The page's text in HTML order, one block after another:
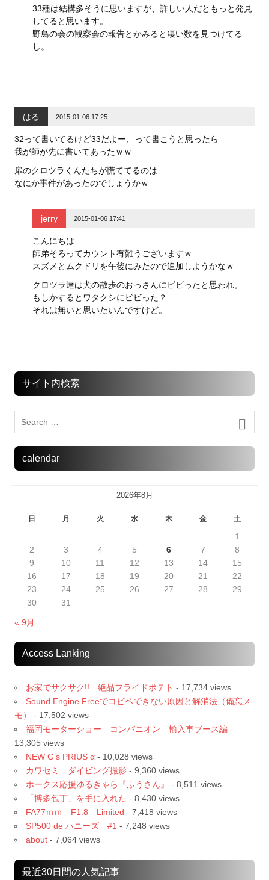
33種は結構多そうに思いますが、詳しい人だともっと発見
してると思います。
野鳥の会の観察会の報告とかみると凄い数を見つけてる
し。
はる 2015-01-06 17:25
32って書いてるけど33だよー、って書こうと思ったら
我が師が先に書いてあったｗｗ
扉のクロツラくんたちが慌ててるのは
なにか事件があったのでしょうかｗ
jerry 2015-01-06 17:41
こんにちは
師弟そろってカウント有難うございますｗ
スズメとムクドリを午後にみたので追加しようかなｗ
クロツラ達は犬の散歩のおっさんにビビったと思われ。
もしかするとワタクシにビビった？
それは無いと思いたいんですけど。
サイト内検索
calendar
2026年8月
日 月 火 水 木 金 土
« 9月
1
2
3 4 5 6 7
8
9
10 11 12 13 14
15
16
17 18 19 20 21
22
23
24 25 26 27 28
29
30
31
Access Lanking
お家でサクサク!! 絶品フライドポテト - 17,734 views
Sound Engine Freeでコピペできない原因と解消法（備忘メ
モ）
- 17,502 views
福岡モーターショー コンパニオン 輸入車ブース編 -
13,305 views
NEW G’s PRIUS α - 10,028 views
カワセミ ダイビング撮影 - 9,360 views
ホークス応援ゆるきゃら『ふうさん』
- 8,511 views
「博多包丁」を手に入れた - 8,430 views
FA77ｍｍ F1.8 Limited - 7,418 views
SP500 de ハニーズ #1 - 7,248 views
about - 7,064 views
最近30日間の人気記事